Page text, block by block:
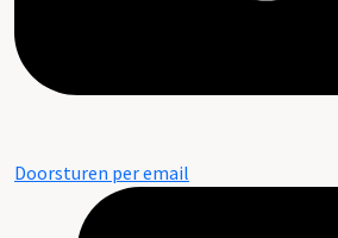
Doorsturen per email